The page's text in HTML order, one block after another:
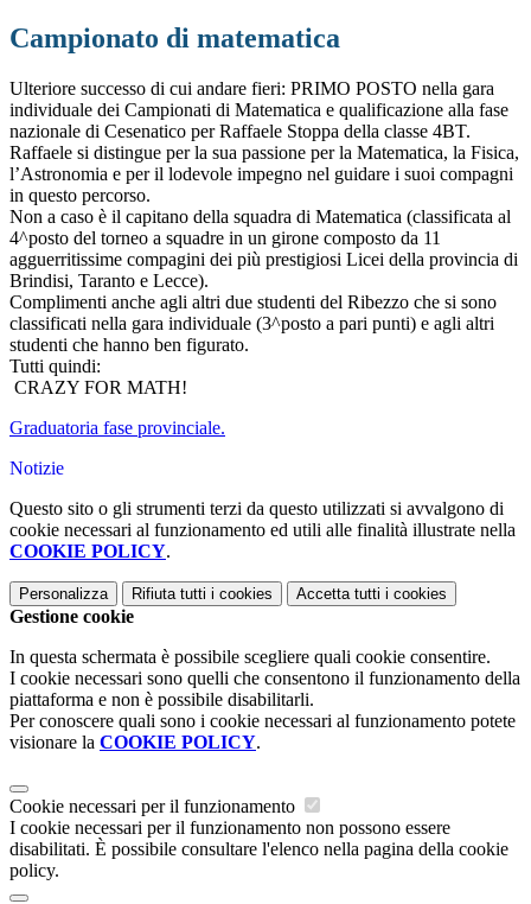
Campionato di matematica
Ulteriore successo di cui andare fieri: PRIMO POSTO nella gara
individuale dei Campionati di Matematica e qualificazione alla fase
nazionale di Cesenatico per Raffaele Stoppa della classe 4BT.
Raffaele si distingue per la sua passione per la Matematica, la Fisica,
l’Astronomia e per il lodevole impegno nel guidare i suoi compagni
in questo percorso.
Non a caso è il capitano della squadra di Matematica (classificata al
4^posto del torneo a squadre in un girone composto da 11
agguerritissime compagini dei più prestigiosi Licei della provincia di
Brindisi, Taranto e Lecce).
Complimenti anche agli altri due studenti del Ribezzo che si sono
classificati nella gara individuale (3^posto a pari punti) e agli altri
studenti che hanno ben figurato.
Tutti quindi:
CRAZY FOR MATH!
Graduatoria fase provinciale.
Notizie
Questo sito o gli strumenti terzi da questo utilizzati si avvalgono di
cookie necessari al funzionamento ed utili alle finalità illustrate nella
COOKIE POLICY.
Personalizza Rifiuta tutti i cookies Accetta tutti i cookies
Gestione cookie
In questa schermata è possibile scegliere quali cookie consentire.
I cookie necessari sono quelli che consentono il funzionamento della
piattaforma e non è possibile disabilitarli.
Per conoscere quali sono i cookie necessari al funzionamento potete
visionare la COOKIE POLICY.
Cookie necessari per il funzionamento
I cookie necessari per il funzionamento non possono essere
disabilitati. È possibile consultare l'elenco nella pagina della cookie
policy.